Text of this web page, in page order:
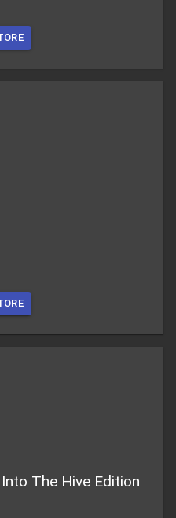
The Hive Edition